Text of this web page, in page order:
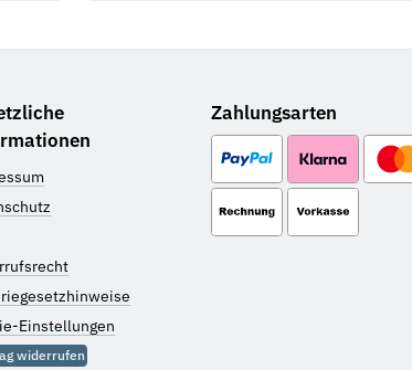
Einstellungen
widerrufen
Zahlungsarten